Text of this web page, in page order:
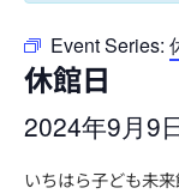
Event Series:
休館日
2024年9月9
いちはら子ども未